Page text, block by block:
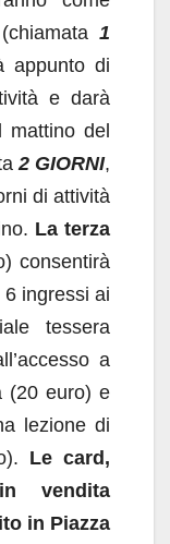
1
appunto di
e darà
del
2 GIORNI,
di attività
La terza
consentirà
6 ingressi ai
tessera
a
(20 euro) e
lezione di
Le card,
vendita
in Piazza